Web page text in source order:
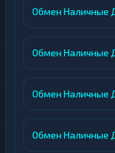
Обмен Наличные
Обмен Наличные
Обмен Наличные
Обмен Наличные